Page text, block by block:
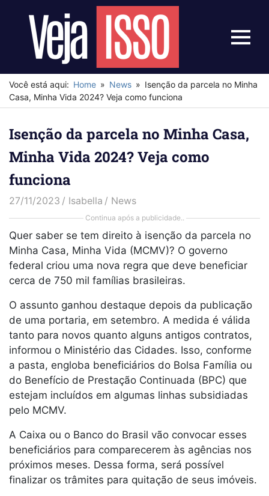
content
Veja
Isso
Menu
Você está aqui: Home News
Isenção da parcela no Minha
Casa, Minha Vida 2024? Veja como funciona
Isenção da parcela no Minha Casa,
Minha Vida 2024? Veja como
funciona
27/11/2023 Isabella News
Continua após a publicidade..
Quer saber se tem direito à isenção da parcela no
Minha Casa, Minha Vida (MCMV)? O governo
federal criou uma nova regra que deve beneficiar
cerca de 750 mil famílias brasileiras.
O assunto ganhou destaque depois da publicação
de uma portaria, em setembro. A medida é válida
tanto para novos quanto alguns antigos contratos,
informou o Ministério das Cidades. Isso, conforme
a pasta, engloba beneficiários do Bolsa Família ou
do Benefício de Prestação Continuada (BPC) que
estejam incluídos em algumas linhas subsidiadas
pelo MCMV.
A Caixa ou o Banco do Brasil vão convocar esses
beneficiários para comparecerem às agências nos
próximos meses. Dessa forma, será possível
finalizar os trâmites para quitação de seus imóveis.